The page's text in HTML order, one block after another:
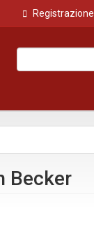
Registrazione
Becker